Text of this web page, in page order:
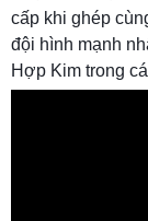
cấp khi ghép
đội hình mạnh
Hợp Kim trong